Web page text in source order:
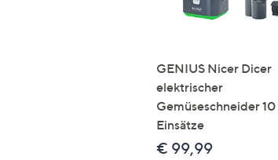
GENIUS Nicer Dicer
elektrischer
Gemüseschneider 10
Einsätze
€ 99,99